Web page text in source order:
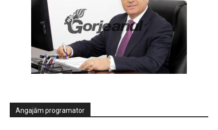
Angajăm programator